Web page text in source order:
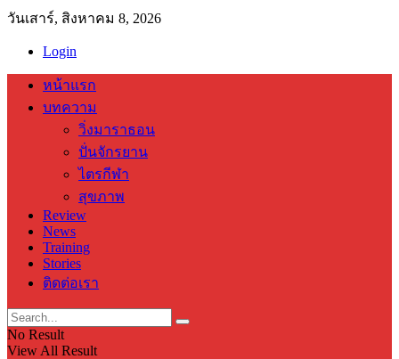
วันเสาร์, สิงหาคม 8, 2026
Login
หน้าแรก
บทความ
วิ่งมาราธอน
ปั่นจักรยาน
ไตรกีฬา
สุขภาพ
Review
News
Training
Stories
ติดต่อเรา
No Result
View All Result